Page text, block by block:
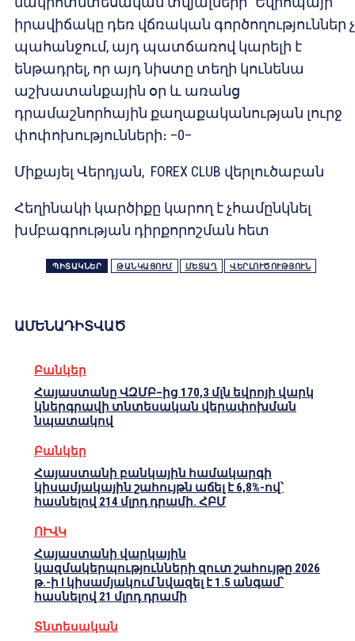
իրավիճակը դեռ վճռական գործողություններ
պահանջում, այդ պատճառով կարելի է
ենթադրել, որ այդ նիստը տեղի կունենա
աշխատանքային օր և առանց
դրամաշնորհային քաղաքականության լուրջ
փոփոխությունների։ –0–
Միքայել Վերդյան, FOREX CLUB վերլուծաբան
Հեղինակի կարծիքը կարող է չհամընկնել
խմբագրության դիրքորոշման հետ
ՊԻՏԱԿՆԵՐ ԹԱՆԿԱՑՈՒՄ ՄԵՏԱՂ ՎԵՐԼՈՒԾՈՒԹՅՈՒՆ
ԱՄԵՆԱԴԻՏՎԱԾ
Բանկեր
Հայաստանը ՎԶՄԲ–ից 170,3 մլն եվրոյի վարկ
կներգրավի տնտեսական վերափոխման
նպատակով
Բանկեր
Հայաստանի բանկային համակարգի
կիսամյակային շահույթն աճել է 6,8%-ով՝
հասնելով 214 մլրդ դրամի. ՀԲՄ
ՈՒՎԿ
Հայաստանի վարկային
կազմակերպությունների զուտ շահույթը 2026
թ.-ի I կիսամյակում նվազել է 1.5 անգամ՝
հասնելով 21 մլրդ դրամի
Տնտեսական